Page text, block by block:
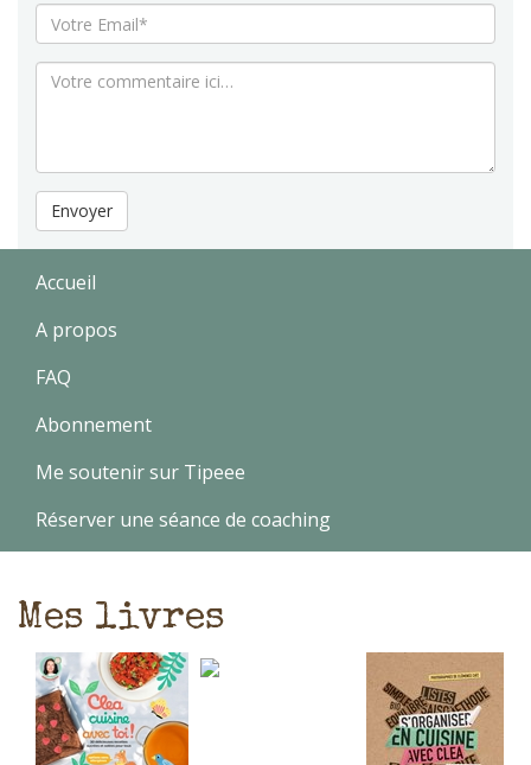
Envoyer
Accueil
A propos
FAQ
Abonnement
Me soutenir sur Tipeee
Réserver une séance de coaching
Mes livres